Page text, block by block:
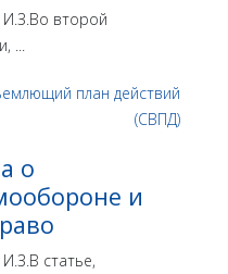
И.З.Во второй
о
и
статье,